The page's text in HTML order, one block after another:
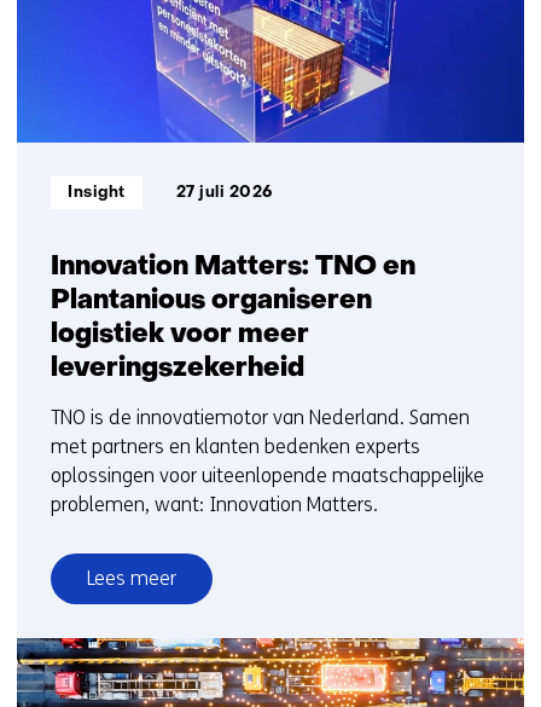
5
Innovation Matters: TNO en
Plantanious organiseren
logistiek voor meer
leveringszekerheid
Informatietype:
Insight 27 juli 2026
TNO is de innovatiemotor van Nederland. Samen
met partners en klanten bedenken experts
oplossingen voor uiteenlopende maatschappelijke
problemen, want: Innovation Matters.
Lees meer
over
Innovation
Matters:
TNO